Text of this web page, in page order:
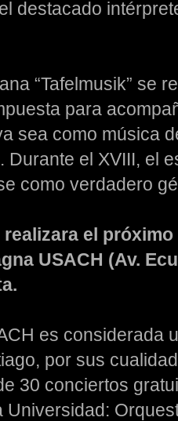
destacado
“Tafelmusik” se
para
sea como música
Durante el XVIII, el
como verdadero
el
USACH (Av.
es considerada
por sus
30 conciertos
Universidad: